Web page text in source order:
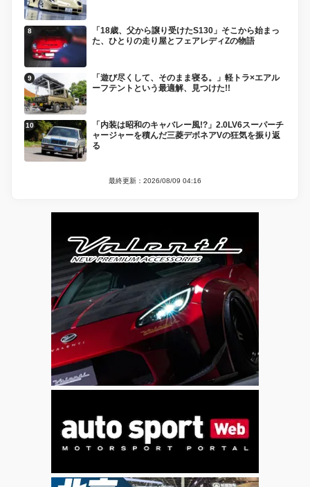
「18歳、父から譲り受けたS130」そこから始まっ
た、ひとりの走り屋とフェアレディZの物語
「遊び尽くして、そのまま寝る。」軽トラ×エアル
ーフテントという最適解、見つけた!!
「内装は昭和のキャバレー風!?」2.0LV6スーパーチ
ャージャーを積んだ三菱デボネアVの狂気を振り返
る
最終更新：2026/08/09 04:16